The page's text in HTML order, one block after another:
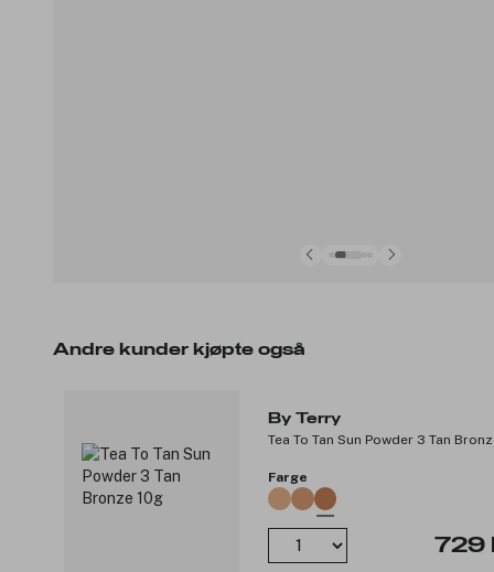
Andre kunder kjøpte også
By Terry
Tea To Tan Sun Powder 3 Tan
Farge
729